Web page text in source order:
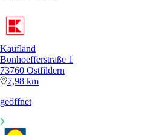
Kaufland
Bonhoefferstraße 1
73760 Ostfildern
7,98 km
geöffnet